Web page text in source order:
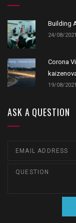
Building
24/08/2021
Corona
19/08/2021
ASK A QUESTION